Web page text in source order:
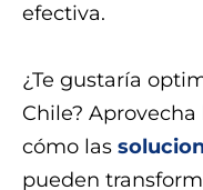
efectiva.
¿Te gustaría
Chile?
cómo las
pueden